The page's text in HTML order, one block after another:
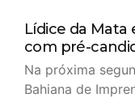
Lídice da Mata
com pré-
Na próxima
Bahiana de